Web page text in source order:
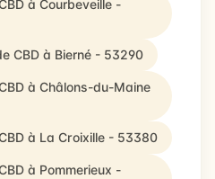
à Courbeveille -
CBD à Bierné - 53290
à Châlons-du-Maine
à La Croixille - 53380
à Pommerieux -